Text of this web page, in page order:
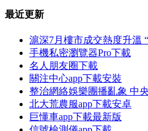
最近更新
滬深7月樓市成交熱度升溫
手機私密瀏覽器Pro下載
名人朋友圈下載
關注中心app下載安裝
整治網絡娛樂團播亂象 中
北大荒農服app下載安卓
巨懂車app下載最新版